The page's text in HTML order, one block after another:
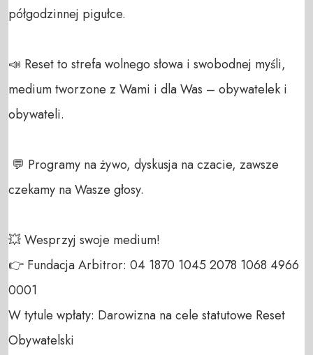
półgodzinnej pigułce.
📣 Reset to strefa wolnego słowa i swobodnej myśli,
medium tworzone z Wami i dla Was – obywatelek i
obywateli.
czekamy na Wasze głosy.
💥 Wesprzyj swoje medium!
👉 Fundacja Arbitror: 04 1870 1045 2078 1068 4966
0001
W tytule wpłaty: Darowizna na cele statutowe Reset
Obywatelski